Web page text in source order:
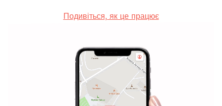
Подивіться, як це працює